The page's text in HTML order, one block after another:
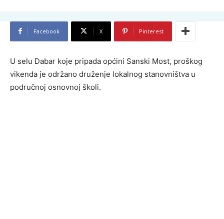
Facebook X Pinterest
U selu Dabar koje pripada općini Sanski Most, proškog
vikenda je održano druženje lokalnog stanovništva u
područnoj osnovnoj školi.